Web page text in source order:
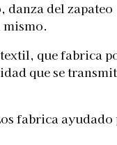
danza del zapateo
mismo.
que fabrica
que se
fabrica ayudado